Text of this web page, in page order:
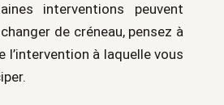
interventions peuvent
de créneau, pensez à
l’intervention à laquelle vous